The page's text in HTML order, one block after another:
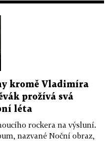
kromě Vladimíra
prožívá svá
léta
rockera na výsluní.
nazvané Noční obraz,